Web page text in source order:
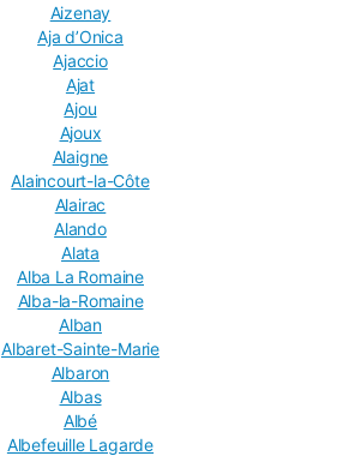
Aizenay
Aja dʼOnica
Ajaccio
Ajat
Ajou
Ajoux
Alaigne
Alaincourt-la-Côte
Alairac
Alando
Alata
Alba La Romaine
Alba-la-Romaine
Alban
Albaret-Sainte-Marie
Albaron
Albas
Albé
Albefeuille Lagarde